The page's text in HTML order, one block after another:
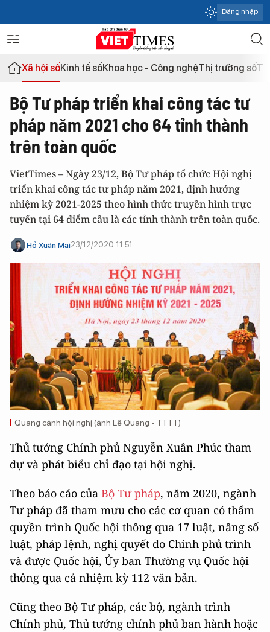
Đăng nhập
Xã hội sốKinh tế sốKhoa học - Công nghệThị trường số
Bộ Tư pháp triển khai công tác tư
pháp năm 2021 cho 64 tỉnh thành
trên toàn quốc
VietTimes – Ngày 23/12, Bộ Tư pháp tổ chức Hội nghị
triển khai công tác tư pháp năm 2021, định hướng
nhiệm kỳ 2021-2025 theo hình thức truyền hình trực
tuyến tại 64 điểm cầu là các tỉnh thành trên toàn quốc.
Hồ Xuân Mai23/12/2020 11:51
Quang cảnh hội nghị (ảnh Lê Quang - TTTT)
Thủ tướng Chính phủ Nguyễn Xuân Phúc tham
dự và phát biểu chỉ đạo tại hội nghị.
Theo báo cáo của Bộ Tư pháp, năm 2020, ngành
Tư pháp đã tham mưu cho các cơ quan có thẩm
quyền trình Quốc hội thông qua 17 luật, nâng số
luật, pháp lệnh, nghị quyết do Chính phủ trình
và được Quốc hội, Ủy ban Thường vụ Quốc hội
thông qua cả nhiệm kỳ 112 văn bản.
Cũng theo Bộ Tư pháp, các bộ, ngành trình
Chính phủ, Thủ tướng chính phủ ban hành hoặc